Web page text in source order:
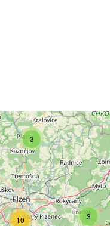
3
10
3